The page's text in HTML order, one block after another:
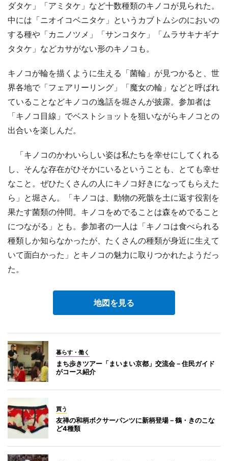
ダタケ」「アミタケ」など十数種類のキノコが見られた。
中には「ニオイコベニタケ」というカブトムシのにおいの
する種や「カニノツメ」「サンコタケ」「ムラサキナギナ
タタケ」などカサがない形のキノコも。
キノコが輪を描くように生える「菌輪」が見つかると、世
界各地で「フェアリーリング」「魔女の輪」などと呼ばれ
ていることなどキノコの逸話を堀さんが披露。参加者は
「キノコ目線」でベストショットを狙いながらキノコとの
出合いを楽しんだ。
「キノコのかわいらしい姿は私たちを幸せにしてくれる
し、そんな存在がひそかにいるということも、とても幸せ
なこと。ぜひたくさんの人にキノコ好きになってもらえた
ら」と堀さん。「キノコは、動物の死骸を土に返す役割を
果たす菌類の仲間。キノコをめでることは森をめでること
につながる」とも。参加者の一人は「キノコは食べられる
種類しか知らなかったが、たくさんの種類が身近に生えて
いて面白かった」とキノコの魅力に取りつかれたようだっ
た。
地図を見る
暮らす・働く
まち歩きツアー「まいまい京都」交流会－住民ガイド
がコース紹介
買う
友禅の和柄ボクサーパンツに新柄登場－鶴・きのこな
ど4種類